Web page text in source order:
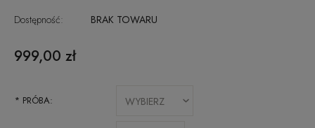
Dostępność: BRAK TOWARU
999,00 zł
* PRÓBA: